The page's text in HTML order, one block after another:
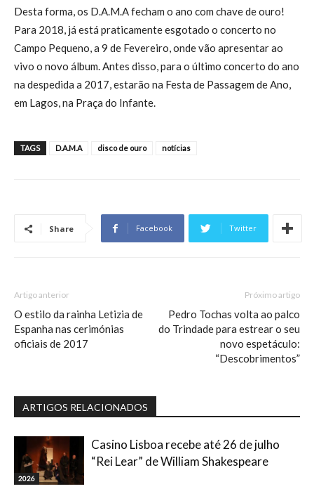
Desta forma, os D.A.M.A fecham o ano com chave de ouro!
Para 2018, já está praticamente esgotado o concerto no
Campo Pequeno, a 9 de Fevereiro, onde vão apresentar ao
vivo o novo álbum. Antes disso, para o último concerto do ano
na despedida a 2017, estarão na Festa de Passagem de Ano,
em Lagos, na Praça do Infante.
TAGS D.A.M.A disco de ouro notícias
Share Facebook Twitter
Artigo anterior
O estilo da rainha Letizia de
Espanha nas cerimónias
oficiais de 2017
Próximo artigo
Pedro Tochas volta ao palco
do Trindade para estrear o seu
novo espetáculo:
“Descobrimentos”
ARTIGOS RELACIONADOS
2026
Casino Lisboa recebe até 26 de julho
“Rei Lear” de William Shakespeare